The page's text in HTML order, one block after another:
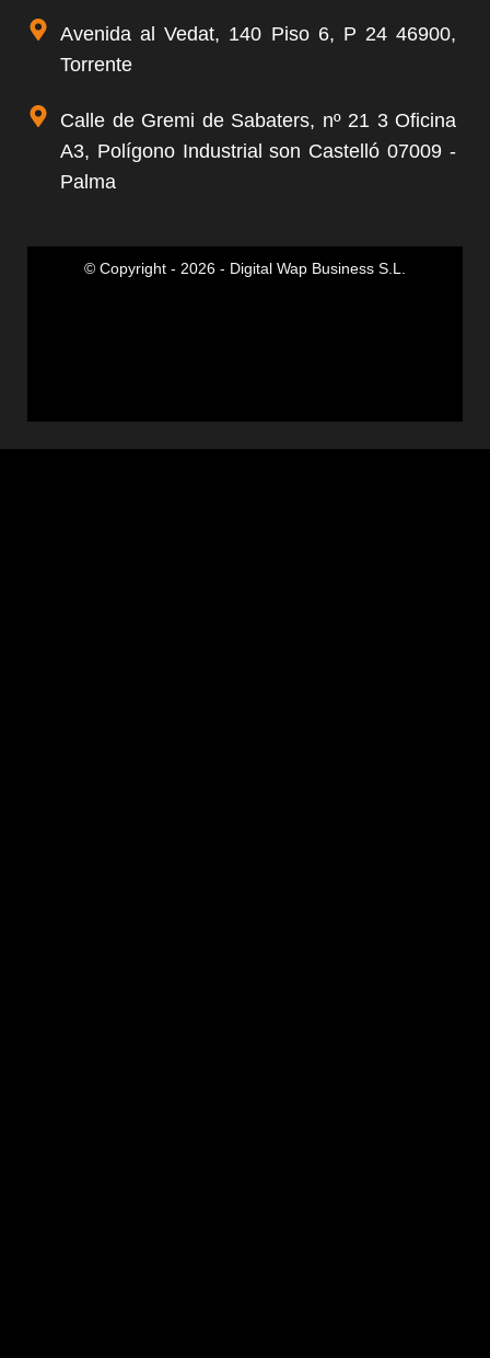
Avenida al Vedat, 140 Piso 6, P 24 46900,
Torrente
Calle de Gremi de Sabaters, nº 21 3 Oficina
A3, Polígono Industrial son Castelló 07009 -
Palma
© Copyright - 2026 - Digital Wap Business S.L.